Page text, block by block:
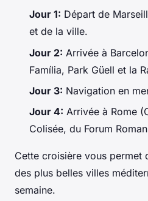
Jour 1: Départ de
et de la ville.
Jour 2: Arrivée à
Família, Park Güell et la
Jour 3: Navigation en
Jour 4: Arrivée à Rome
Colisée, du Forum
Cette croisière vous permet
des plus belles villes
semaine.